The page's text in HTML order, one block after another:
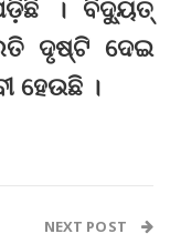
। ବିଦ୍ୟୁତ୍‌
ଦୃଷ୍ଟି ଦେଇ
ହେଉଛି ।
NEXT POST